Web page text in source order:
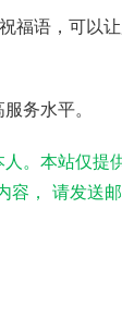
福语，可以
务水平。
。本站仅提
容， 请发送